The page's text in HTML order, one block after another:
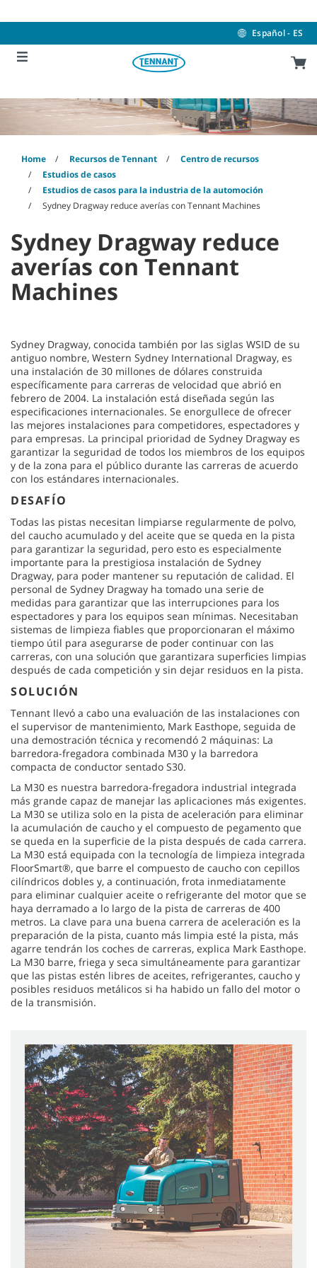
to
to
menu
Español - ES
Home Recursos de Tennant
Centro de recursos
Estudios de casos
Estudios de casos para la industria de la automoción
Sydney Dragway reduce averías con Tennant Machines
Sydney Dragway reduce
averías con Tennant
Machines
Sydney Dragway, conocida también por las siglas WSID de su
antiguo nombre, Western Sydney International Dragway, es
una instalación de 30 millones de dólares construida
específicamente para carreras de velocidad que abrió en
febrero de 2004. La instalación está diseñada según las
especificaciones internacionales. Se enorgullece de ofrecer
las mejores instalaciones para competidores, espectadores y
para empresas. La principal prioridad de Sydney Dragway es
garantizar la seguridad de todos los miembros de los equipos
y de la zona para el público durante las carreras de acuerdo
con los estándares internacionales.
DESAFÍO
Todas las pistas necesitan limpiarse regularmente de polvo,
del caucho acumulado y del aceite que se queda en la pista
para garantizar la seguridad, pero esto es especialmente
importante para la prestigiosa instalación de Sydney
Dragway, para poder mantener su reputación de calidad. El
personal de Sydney Dragway ha tomado una serie de
medidas para garantizar que las interrupciones para los
espectadores y para los equipos sean mínimas. Necesitaban
sistemas de limpieza fiables que proporcionaran el máximo
tiempo útil para asegurarse de poder continuar con las
carreras, con una solución que garantizara superficies limpias
después de cada competición y sin dejar residuos en la pista.
SOLUCIÓN
Tennant llevó a cabo una evaluación de las instalaciones con
el supervisor de mantenimiento, Mark Easthope, seguida de
una demostración técnica y recomendó 2 máquinas: La
barredora-fregadora combinada M30 y la barredora
compacta de conductor sentado S30.
La M30 es nuestra barredora-fregadora industrial integrada
más grande capaz de manejar las aplicaciones más exigentes.
La M30 se utiliza solo en la pista de aceleración para eliminar
la acumulación de caucho y el compuesto de pegamento que
se queda en la superficie de la pista después de cada carrera.
La M30 está equipada con la tecnología de limpieza integrada
FloorSmart®, que barre el compuesto de caucho con cepillos
cilíndricos dobles y, a continuación, frota inmediatamente
para eliminar cualquier aceite o refrigerante del motor que se
haya derramado a lo largo de la pista de carreras de 400
metros. La clave para una buena carrera de aceleración es la
preparación de la pista, cuanto más limpia esté la pista, más
agarre tendrán los coches de carreras, explica Mark Easthope.
La M30 barre, friega y seca simultáneamente para garantizar
que las pistas estén libres de aceites, refrigerantes, caucho y
posibles residuos metálicos si ha habido un fallo del motor o
de la transmisión.